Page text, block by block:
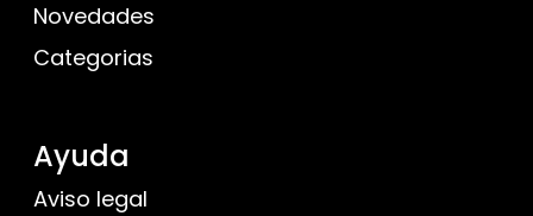
Novedades
Categorias
Ayuda
Aviso legal